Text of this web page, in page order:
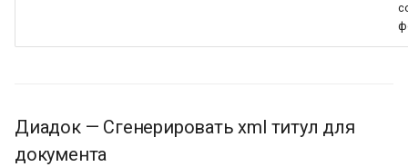
Диадок — Сгенерировать xml титул для
документа